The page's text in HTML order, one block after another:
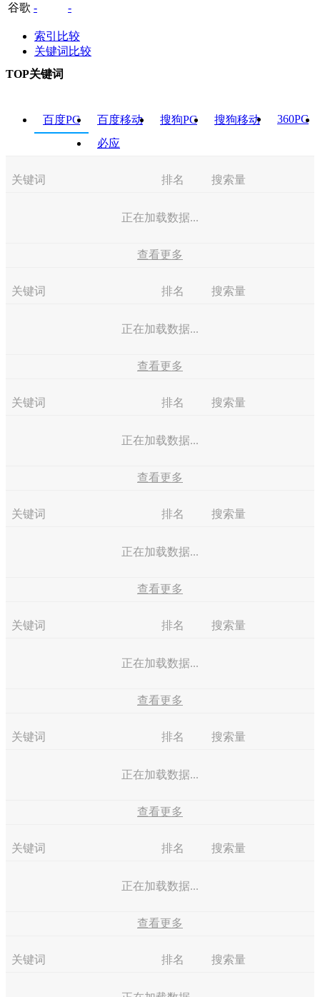
谷歌 - -
索引比较
关键词比较
TOP关键词
百度PC 百度移动 搜狗PC 搜狗移动
360PC
必应
关键词 排名 搜索量
正在加载数据...
查看更多
关键词 排名 搜索量
正在加载数据...
查看更多
关键词 排名 搜索量
正在加载数据...
查看更多
关键词 排名 搜索量
正在加载数据...
查看更多
关键词 排名 搜索量
正在加载数据...
查看更多
关键词 排名 搜索量
正在加载数据...
查看更多
关键词 排名 搜索量
正在加载数据...
查看更多
关键词 排名 搜索量